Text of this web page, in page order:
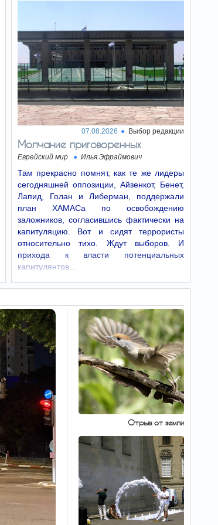
Шелах, сообщают израильские СМИ.
10:17
США обеспокоены
возможным шагом Путина
Из-за неудач на фронте в
Украине и критической
нехватки ракет ПВО у США, американская
разведка опасается, что Владимир Путин
может попытаться расколоть НАТО.
10:10
Изнасиловал - и
в пески: в Холоне
в жестоком изнасиловании
18-летней
Преступление совершено в Бат-Яме.
10:01
“Этого не будет”:
Израиль дал четкий
сигнал Турции
Анкара обвиняет Израиль в
действиях в Сирии,
Иерусалим заявляет о защите и указывает на
действия самой Турции.
пропала Мария
Полиция Израиля
обращается к гражданам с
просьбой о помощи в розыске Марии
Лукашевич, жительницы Димоны (возраст в
сообщении не указан).
09:51
Южный фронт:
хуситы идут в наступление
В Саудовской Аравии
ранены 11 человек, среди
них четырехлетний ребенок.
09:51
В Рамат-Гане
подожгли три объекта,
полиция ведет
расследование
Рано утром 7 августа в Рамат-Гане
произошла серия поджогов в трех
расположенных рядом местах. В результате
инцидентов семь человек получили легкие
ранения и отравление дымом и были
эвакуированы для…
07.08.2026 Выбор редакции
Молчание приговоренных
Еврейский мир Илья Эфраймович
Там прекрасно помнят, как те же лидеры
сегодняшней оппозиции, Айзенкот, Бенет,
Лапид, Голан и Либерман, поддержали
план ХАМАСа по освобождению
заложников, согласившись фактически на
капитуляцию. Вот и сидят террористы
относительно тихо. Ждут выборов. И
прихода к власти потенциальных
капитулянтов…
Отрыв от земли